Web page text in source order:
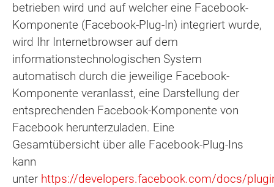
betrieben wird und auf welcher eine Facebook-
Komponente (Facebook-Plug-In) integriert wurde,
wird Ihr Internetbrowser auf dem
informationstechnologischen System
automatisch durch die jeweilige Facebook-
Komponente veranlasst, eine Darstellung der
entsprechenden Facebook-Komponente von
Facebook herunterzuladen. Eine
Gesamtübersicht über alle Facebook-Plug-Ins
kann
unter https://developers.facebook.com/docs/